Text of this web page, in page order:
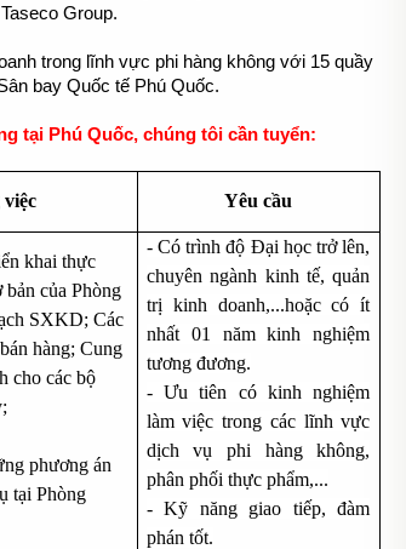
Group.
trong lĩnh vực phi hàng không với 15 quầy
bay Quốc tế Phú Quốc.
tại Phú Quốc, chúng tôi cần tuyển:
Yêu cầu
khai thực
của Phòng
SXKD; Các
hàng; Cung
cho các bộ
phương án
tại Phòng
- Có trình độ Đại học trở lên,
chuyên ngành kinh tế, quản
trị kinh doanh,...hoặc có ít
nhất 01 năm kinh nghiệm
tương đương.
- Ưu tiên có kinh nghiệm
làm việc trong các lĩnh vực
dịch vụ phi hàng không,
phân phối thực phẩm,...
- Kỹ năng giao tiếp, đàm
phán tốt.